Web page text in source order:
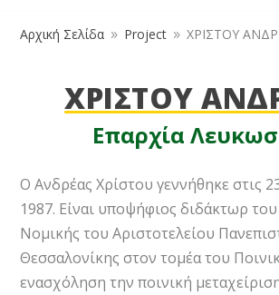
Αρχική Σελίδα 9 Project 9 ΧΡΙΣΤΟΥ
ΧΡΙΣΤΟΥ
Επαρχία
Ο Ανδρέας Χρίστου γεννήθηκε στις
1987. Είναι υποψήφιος διδάκτωρ
Νομικής του Αριστοτελείου
Θεσσαλονίκης στον τομέα του
ενασχόληση την ποινική